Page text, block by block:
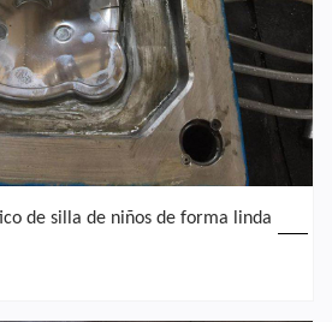
de silla de niños de forma linda